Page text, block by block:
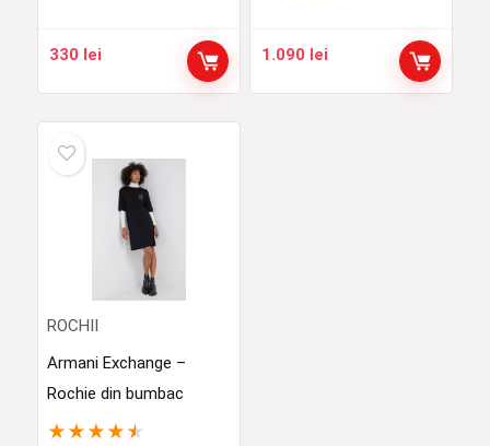
330 lei 1.090 lei
ROCHII
Armani Exchange –
Rochie din bumbac
★ ★ ★ ★ ★